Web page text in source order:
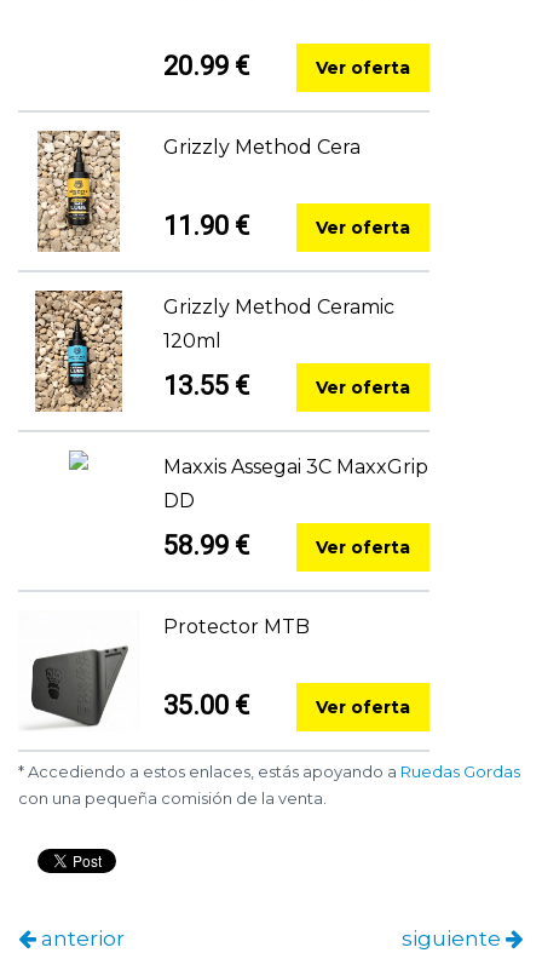
20.99 € Ver oferta
Grizzly Method Cera
11.90 € Ver oferta
Grizzly Method Ceramic
120ml
13.55 € Ver oferta
Maxxis Assegai 3C MaxxGrip
DD
58.99 € Ver oferta
Protector MTB
35.00 € Ver oferta
* Accediendo a estos enlaces, estás apoyando a Ruedas Gordas
con una pequeña comisión de la venta.
anterior siguiente